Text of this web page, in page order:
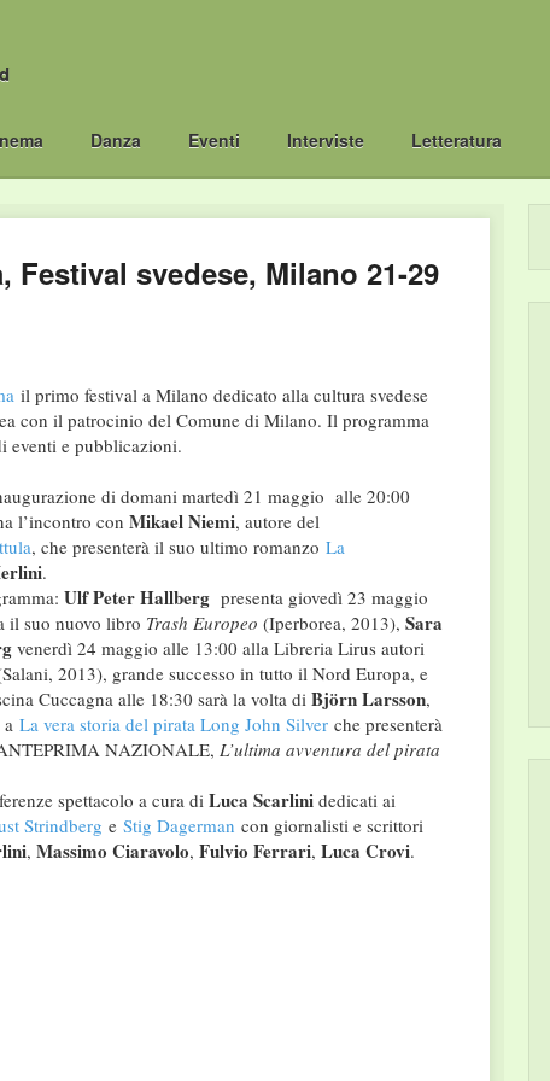
Danza Eventi Interviste Letteratura
Festival svedese, Milano 21-29
il primo festival a Milano dedicato alla cultura svedese
con il patrocinio del Comune di Milano. Il programma
eventi e pubblicazioni.
di domani martedì 21 maggio alle 20:00
l’incontro con Mikael Niemi, autore del
, che presenterà il suo ultimo romanzo La
.
Ulf Peter Hallbergpresenta giovedì 23 maggio
il suo nuovo libro Trash Europeo (Iperborea, 2013), Sara
venerdì 24 maggio alle 13:00 alla Libreria Lirus autori
2013), grande successo in tutto il Nord Europa, e
Cuccagna alle 18:30 sarà la volta di Björn Larsson,
La vera storia del pirata Long John Silverche presenterà
NAZIONALE, L’ultima avventura del pirata
spettacolo a cura di Luca Scarlini dedicati ai
Strindberg e Stig Dagerman con giornalisti e scrittori
, Massimo Ciaravolo, Fulvio Ferrari, Luca Crovi.